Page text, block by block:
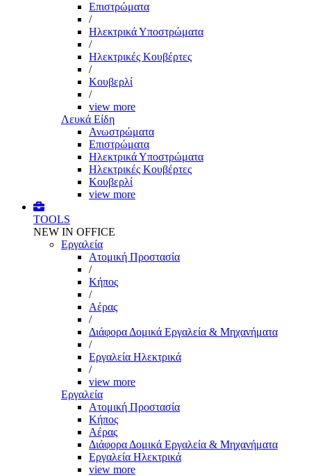
Επιστρώματα
/
Ηλεκτρικά Υποστρώματα
/
Ηλεκτρικές Κουβέρτες
/
Κουβερλί
/
view more
Λευκά Είδη
Ανωστρώματα
Επιστρώματα
Ηλεκτρικά Υποστρώματα
Ηλεκτρικές Κουβέρτες
Κουβερλί
view more
TOOLS
NEW IN OFFICE
Εργαλεία
Aτομική Προστασία
/
Kήπος
/
Αέρας
/
Διάφορα Δομικά Εργαλεία & Μηχανήματα
/
Εργαλεία Ηλεκτρικά
/
view more
Εργαλεία
Aτομική Προστασία
Kήπος
Αέρας
Διάφορα Δομικά Εργαλεία & Μηχανήματα
Εργαλεία Ηλεκτρικά
view more